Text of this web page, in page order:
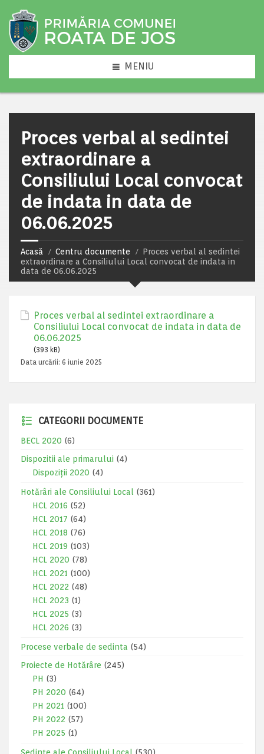
MENIU
Proces verbal al sedintei
extraordinare a
Consiliului Local convocat
de indata in data de
06.06.2025
Acasă Centru documente
Proces verbal al sedintei
extraordinare a Consiliului Local convocat de indata in
data de 06.06.2025
Proces verbal al sedintei extraordinare a
Consiliului Local convocat de indata in data de
06.06.2025
(393 kB)
Data urcării: 6 iunie 2025
CATEGORII DOCUMENTE
BECL 2020 (6)
Dispozitii ale primarului (4)
Dispoziții 2020 (4)
Hotărâri ale Consiliului Local
(361)
HCL 2016 (52)
HCL 2017 (64)
HCL 2018 (76)
HCL 2019 (103)
HCL 2020 (78)
HCL 2021 (100)
HCL 2022 (48)
HCL 2023 (1)
HCL 2025 (3)
HCL 2026 (3)
Procese verbale de sedinta (54)
Proiecte de Hotărâre (245)
PH (3)
PH 2020 (64)
PH 2021 (100)
PH 2022 (57)
PH 2025 (1)